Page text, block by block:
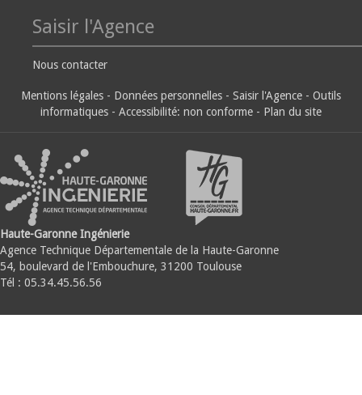
Saisir l'Agence
Nous contacter
Mentions légales - Données personnelles - Saisir l'Agence - Outils
informatiques - Accessibilité: non conforme - Plan du site
Haute-Garonne Ingénierie
Agence Technique Départementale de la Haute-Garonne
54, boulevard de l'Embouchure, 31200 Toulouse
Tél : 05.34.45.56.56